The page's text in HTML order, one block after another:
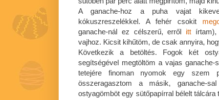
A ganache-hoz a puha vajat
kókuszreszelékkel. A fehér csokit
ganache-nál ez célszerű, erről itt
vajhoz. Kicsit kihűtöm, de csak annyira,
Következik a betöltés. Fogok két
segítségével megtöltöm a vajas
tetejére finoman nyomok egy szem
összeragasztom a másik, ganache-
ostyagömböt egy sütőpapírral bélelt